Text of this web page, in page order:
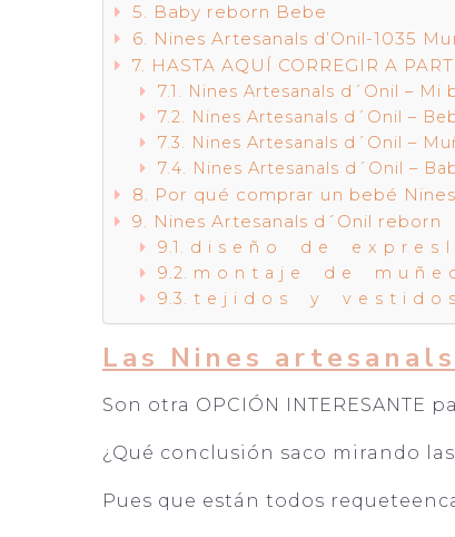
Baby reborn Bebe
Nines Artesanals d’Onil-1035
HASTA AQUÍ CORREGIR A
Nines Artesanals d´Onil –
Nines Artesanals d´Onil –
Nines Artesanals d´Onil –
Nines Artesanals d´Onil –
Por qué comprar un bebé
Nines Artesanals d´Onil reborn
d i s e ñ o d e e x p r e s I
m o n t a j e d e m u ñ e c
t e j i d o s y v e s t i d o s
Las Nines
Son otra OPCIÓN
¿Qué conclusión saco mirando
Pues que están todos